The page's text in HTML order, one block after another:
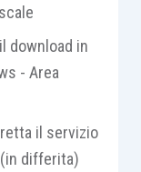
(es. dottore
ingegnere,
la
non
download in
- Area
il servizio
differita)